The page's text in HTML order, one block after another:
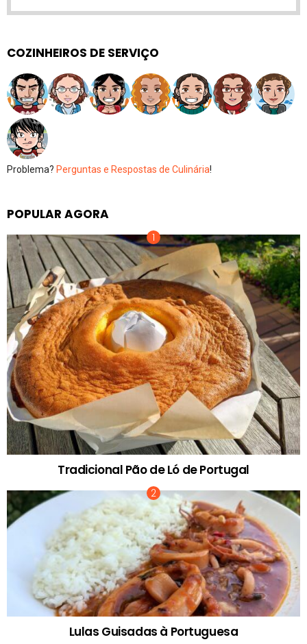
COZINHEIROS DE SERVIÇO
Problema? Perguntas e Respostas de Culinária!
POPULAR AGORA
Tradicional Pão de Ló de Portugal
Lulas Guisadas à Portuguesa